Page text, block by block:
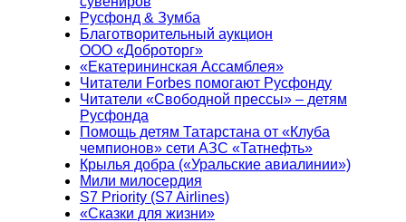
Русфонд & Зумба
Благотворительный аукцион
ООО «Доброторг»
«Екатерининская Ассамблея»
Читатели Forbes помогают Русфонду
Читатели «Свободной прессы» – детям
Русфонда
Помощь детям Татарстана от «Клуба
чемпионов» сети АЗС «Татнефть»
Крылья добра («Уральские авиалинии»)
Мили милосердия
S7 Priority (S7 Airlines)
«Сказки для жизни»